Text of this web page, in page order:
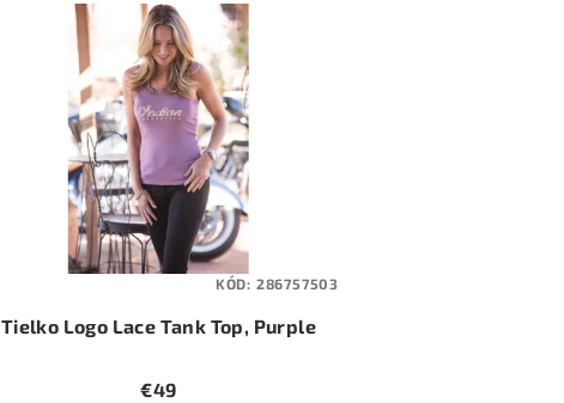
Tielko Logo Lace Tank Top, Purple
€49
KÓD: 286757503